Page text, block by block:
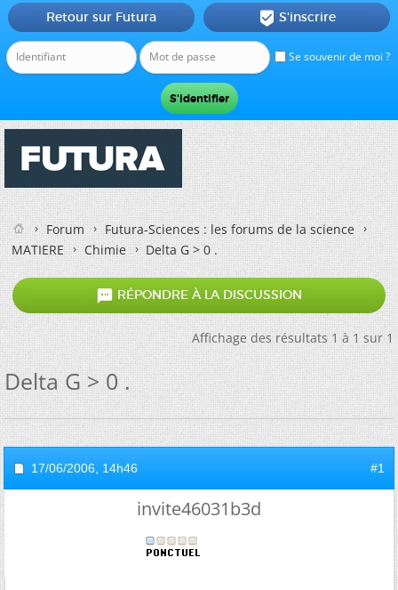
Se souvenir de moi ?
Retour sur Futura  S'inscrire
Forum
Futura-Sciences : les forums de la science
MATIERE
Chimie Delta G > 0 .
 RÉPONDRE À LA DISCUSSION
Affichage des résultats 1 à 1 sur 1
Delta G > 0 .
17/06/2006, 14h46 #1
invite46031b3d